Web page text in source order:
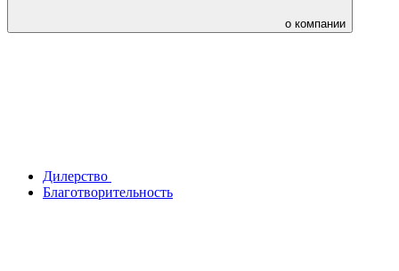
о компании
Дилерство
Благотворительность